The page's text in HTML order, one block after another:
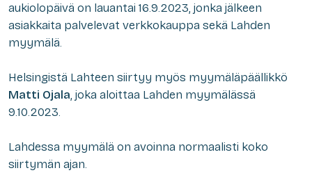
aukiolopäivä on lauantai 16.9.2023, jonka jälkeen
asiakkaita palvelevat verkkokauppa sekä Lahden
myymälä.
Helsingistä Lahteen siirtyy myös myymäläpäällikkö
Matti Ojala, joka aloittaa Lahden myymälässä
9.10.2023.
Lahdessa myymälä on avoinna normaalisti koko
siirtymän ajan.